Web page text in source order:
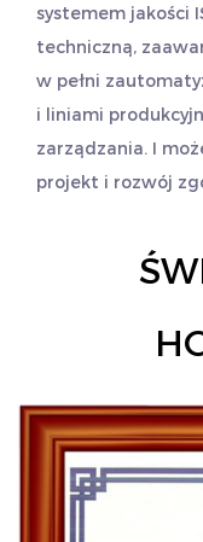
systemem jakości
techniczną,
w pełni
i liniami
zarządzania. I
projekt i rozwój